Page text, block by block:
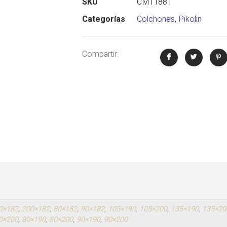
Categorías
Colchones, Pikolin
Compartir:
, 200×182, 80×182, 90×182, 105×190, 105×200, 135×190,
, 80×190, 80×200, 90×190, 90×200